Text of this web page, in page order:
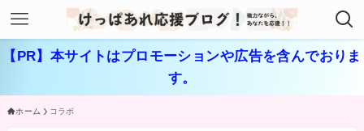
【PR】本サイトはプロモーションや広告を含んでおりま
す。
ホーム コラボ